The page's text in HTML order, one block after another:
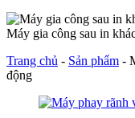
Máy gia công sau in
Trang chủ - Sản phẩm -
động